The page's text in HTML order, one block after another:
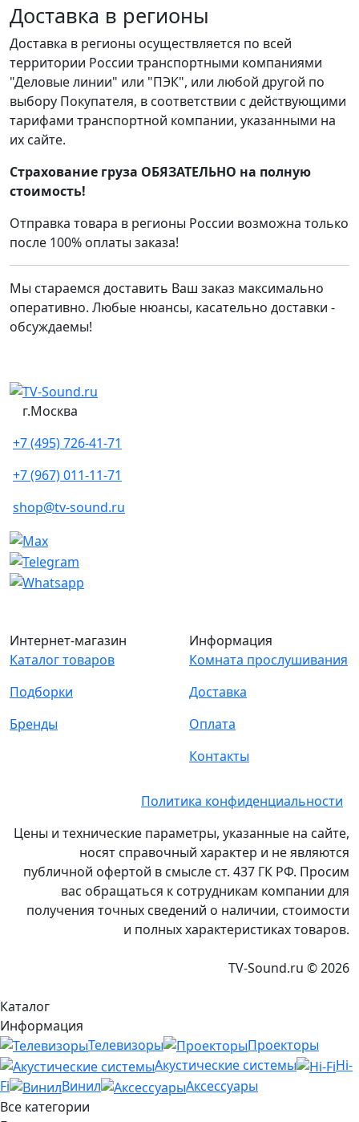
Доставка в регионы
Доставка в регионы осуществляется по всей
территории России транспортными компаниями
"Деловые линии" или "ПЭК", или любой другой по
выбору Покупателя, в соответствии с действующими
тарифами транспортной компании, указанными на
их сайте.
Страхование груза ОБЯЗАТЕЛЬНО на полную
стоимость!
Отправка товара в регионы России возможна только
после 100% оплаты заказа!
Мы стараемся доставить Ваш заказ максимально
оперативно. Любые нюансы, касательно доставки -
обсуждаемы!
г.Москва
+7 (495) 726-41-71
+7 (967) 011-11-71
shop@tv-sound.ru
Интернет-магазин
Каталог товаров
Подборки
Бренды
Информация
Комната прослушивания
Доставка
Оплата
Контакты
Политика конфиденциальности
Цены и технические параметры, указанные на сайте,
носят справочный характер и не являются
публичной офертой в смысле ст. 437 ГК РФ. Просим
вас обращаться к сотрудникам компании для
получения точных сведений о наличии, стоимости
и полных характеристиках товаров.
TV-Sound.ru © 2026
Каталог
Информация
Телевизоры
Проекторы
Акустические системы
Hi-
Fi
Винил
Аксессуары
Все категории